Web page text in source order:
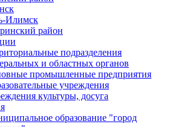
Илимск
район
подразделения
и областных органов
промышленные предприятия
учреждения
культуры, досуга
образование "город